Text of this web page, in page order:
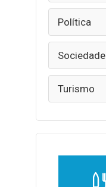
Política
Sociedade
Turismo